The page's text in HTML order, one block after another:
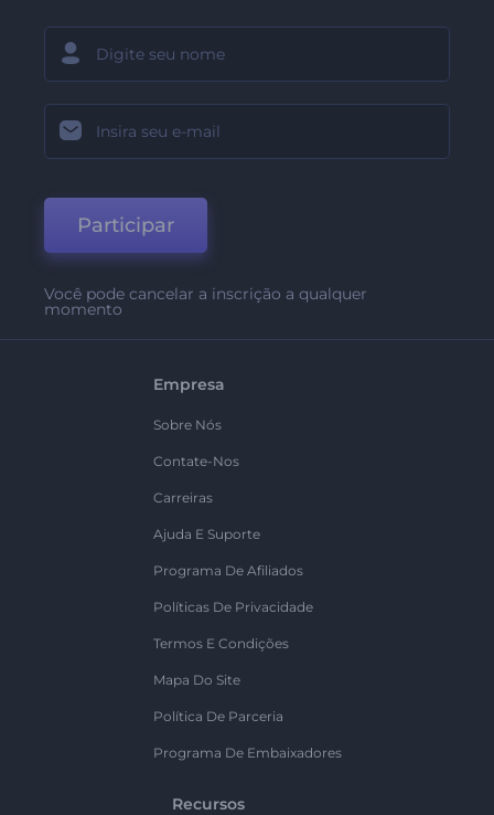
Participar
Você pode cancelar a inscrição a qualquer
momento
Empresa
Sobre Nós
Contate-Nos
Carreiras
Ajuda E Suporte
Programa De Afiliados
Políticas De Privacidade
Termos E Condições
Mapa Do Site
Política De Parceria
Programa De Embaixadores
Recursos